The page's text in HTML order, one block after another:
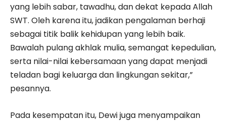
yang lebih sabar, tawadhu, dan dekat kepada Allah
SWT. Oleh karena itu, jadikan pengalaman berhaji
sebagai titik balik kehidupan yang lebih baik.
Bawalah pulang akhlak mulia, semangat kepedulian,
serta nilai-nilai kebersamaan yang dapat menjadi
teladan bagi keluarga dan lingkungan sekitar,”
pesannya.
Pada kesempatan itu, Dewi juga menyampaikan